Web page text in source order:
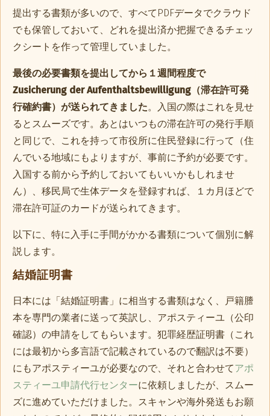
提出する書類が多いので、すべてPDFデータでクラウド
でも保管しておいて、どれを提出済か把握できるチェッ
クシートを作って管理していました。
最後の必要書類を提出してから１週間程度で
Zusicherung der Aufenthaltsbewilligung（滞在許可発
行確約書）が送られてきました。入国の際はこれを見せ
るとスムーズです。あとはいつもの滞在許可の発行手順
と同じで、これを持って市役所に住民登録に行って（住
んでいる地域にもよりますが、事前に予約が必要です。
入国する前から予約しておいてもいいかもしれませ
ん）、移民局で生体データを登録すれば、１カ月ほどで
滞在許可証のカードが送られてきます。
以下に、特に入手に手間がかかる書類について個別に解
説します。
結婚証明書
日本には「結婚証明書」に相当する書類はなく、戸籍謄
本を専門の業者に送って英訳し、アポスティーユ（公印
確認）の申請をしてもらいます。犯罪経歴証明書（これ
には最初から多言語で記載されているので翻訳は不要）
にもアポスティーユが必要なので、それと合わせてアポ
スティーユ申請代行センターに依頼しましたが、スムー
ズに進めていただけました。スキャンや海外発送もお願